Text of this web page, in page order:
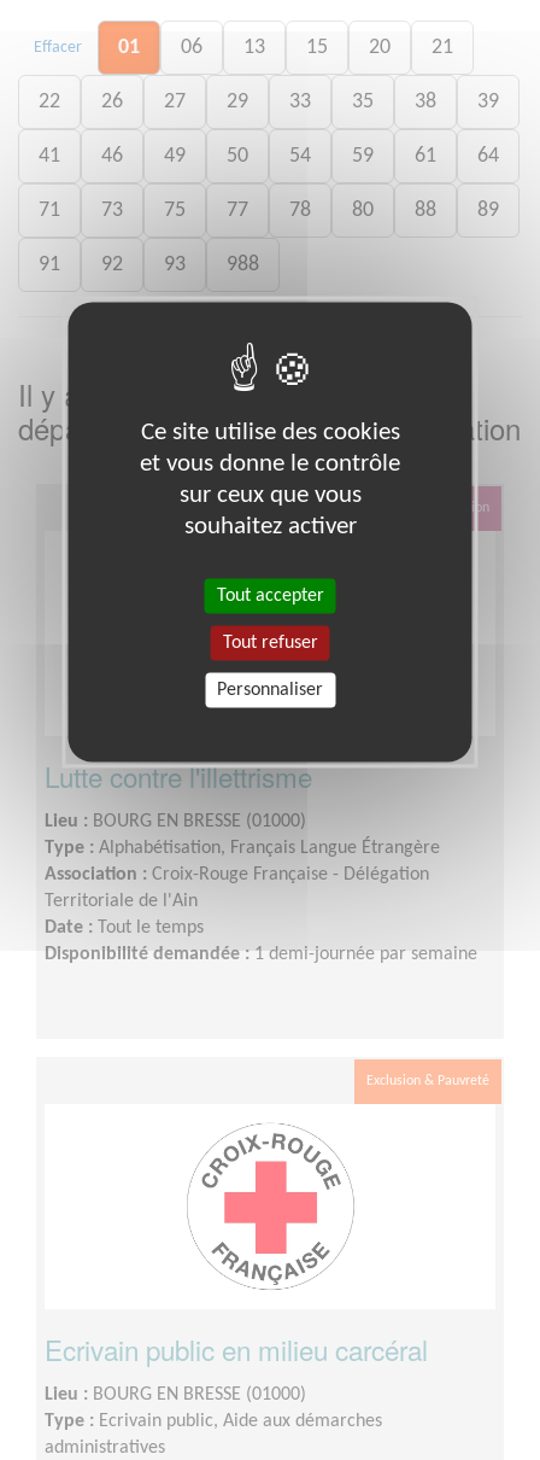
Effacer 01 06 13 15 20 21
22 26 27 29 33 35 38 39
41 46 49 50 54 59 61 64
71 73 75 77 78 80 88 89
91 92 93 988
Il y a
missions bénévoles dans le
départementAindans cette association
Éducation & Formation
Lutte contre l'illettrisme
Lieu : BOURG EN BRESSE (01000)
Type : Alphabétisation, Français Langue Étrangère
Association : Croix-Rouge Française - Délégation
Territoriale de l'Ain
Date : Tout le temps
Disponibilité demandée : 1 demi-journée par semaine
Exclusion & Pauvreté
Ecrivain public en milieu carcéral
Lieu : BOURG EN BRESSE (01000)
Type : Ecrivain public, Aide aux démarches
administratives
Ce site utilise des cookies
et vous donne le contrôle
sur ceux que vous
souhaitez activer
Tout accepter
Tout refuser
Personnaliser